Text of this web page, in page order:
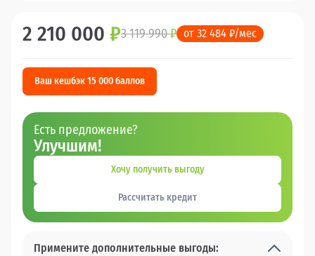
2 210 000 ₽3 119 990₽ от 32 484 ₽/мес
Ваш кешбэк 15 000 баллов
Есть предложение?
Улучшим!
Хочу получить выгоду
Рассчитать кредит
Примените дополнительные выгоды: